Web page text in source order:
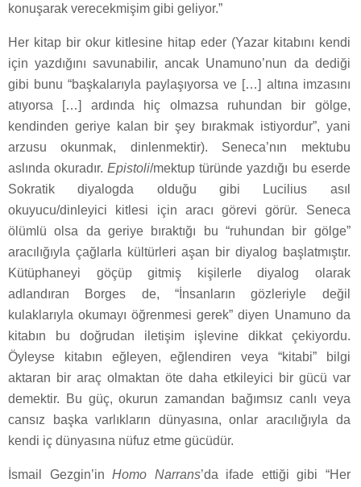
konuşarak verecekmişim gibi geliyor.”
Her kitap bir okur kitlesine hitap eder (Yazar kitabını kendi
için yazdığını savunabilir, ancak Unamuno’nun da dediği
gibi bunu “başkalarıyla paylaşıyorsa ve […] altına imzasını
atıyorsa […] ardında hiç olmazsa ruhundan bir gölge,
kendinden geriye kalan bir şey bırakmak istiyordur”, yani
arzusu okunmak, dinlenmektir). Seneca’nın mektubu
aslında okuradır.Epistoli/mektup türünde yazdığı bu eserde
Sokratik diyalogda olduğu gibi Lucilius asıl
okuyucu/dinleyici kitlesi için aracı görevi görür. Seneca
ölümlü olsa da geriye bıraktığı bu “ruhundan bir gölge”
aracılığıyla çağlarla kültürleri aşan bir diyalog başlatmıştır.
Kütüphaneyi göçüp gitmiş kişilerle diyalog olarak
adlandıran Borges de, “İnsanların gözleriyle değil
kulaklarıyla okumayı öğrenmesi gerek” diyen Unamuno da
kitabın bu doğrudan iletişim işlevine dikkat çekiyordu.
Öyleyse kitabın eğleyen, eğlendiren veya “kitabi” bilgi
aktaran bir araç olmaktan öte daha etkileyici bir gücü var
demektir. Bu güç, okurun zamandan bağımsız canlı veya
cansız başka varlıkların dünyasına, onlar aracılığıyla da
kendi iç dünyasına nüfuz etme gücüdür.
İsmail Gezgin’inHomo Narrans’da ifade ettiği gibi “Her